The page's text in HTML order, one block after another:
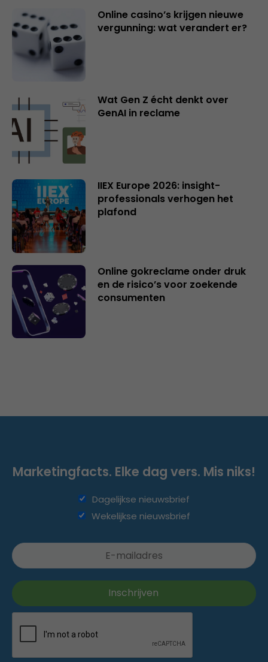
Online casino’s krijgen nieuwe
vergunning: wat verandert er?
Wat Gen Z écht denkt over
GenAI in reclame
IIEX Europe 2026: insight-
professionals verhogen het
plafond
Online gokreclame onder druk
en de risico’s voor zoekende
consumenten
Marketingfacts. Elke dag vers. Mis niks!
Dagelijkse nieuwsbrief
Wekelijkse nieuwsbrief